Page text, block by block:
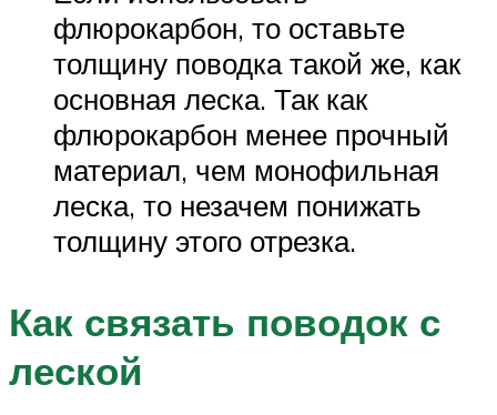
флюрокарбон, то оставьте
толщину поводка такой же, как
основная леска. Так как
флюрокарбон менее прочный
материал, чем монофильная
леска, то незачем понижать
толщину этого отрезка.
Как связать поводок с
леской